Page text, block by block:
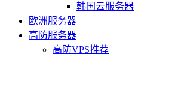
韩国云服务器
欧洲服务器
高防服务器
高防VPS推荐